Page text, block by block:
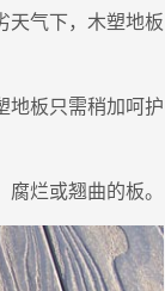
天气下，木塑地板
地板只需稍加呵护
烂或翘曲的板。